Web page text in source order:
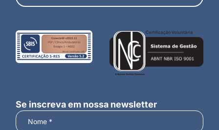
Se inscreva em nossa newsletter